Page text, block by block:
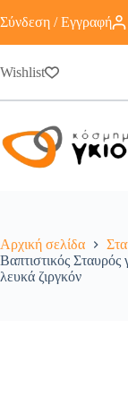
Σύνδεση / Εγγραφή
Wishlist
Αρχική σελίδα
Βαπτιστικός
λευκά ζιργκόν